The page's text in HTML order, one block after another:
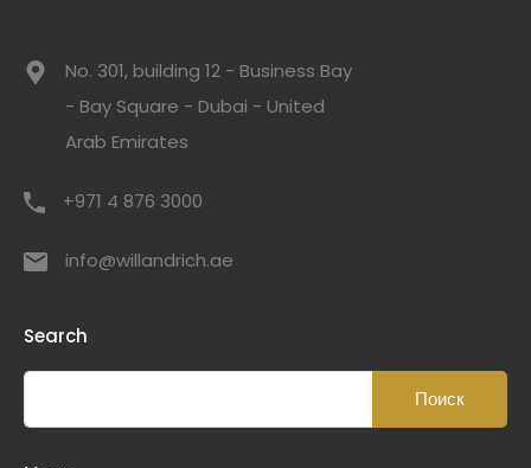
No. 301, building 12 - Business Bay
- Bay Square - Dubai - United
Arab Emirates
+971 4 876 3000
info@willandrich.ae
Search